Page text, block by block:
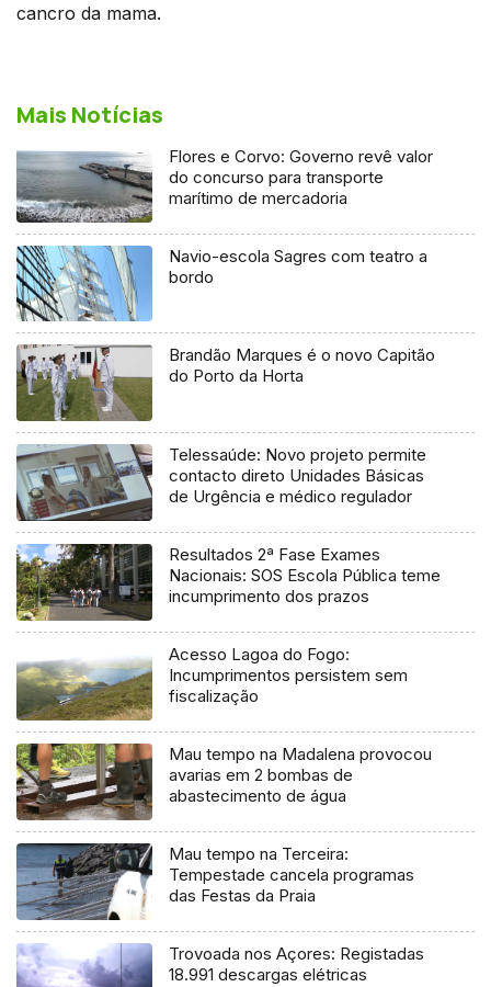
cancro da mama.
Mais Notícias
Flores e Corvo: Governo revê valor
do concurso para transporte
marítimo de mercadoria
Navio-escola Sagres com teatro a
bordo
Brandão Marques é o novo Capitão
do Porto da Horta
Telessaúde: Novo projeto permite
contacto direto Unidades Básicas
de Urgência e médico regulador
Resultados 2ª Fase Exames
Nacionais: SOS Escola Pública teme
incumprimento dos prazos
Acesso Lagoa do Fogo:
Incumprimentos persistem sem
fiscalização
Mau tempo na Madalena provocou
avarias em 2 bombas de
abastecimento de água
Mau tempo na Terceira:
Tempestade cancela programas
das Festas da Praia
Trovoada nos Açores: Registadas
18.991 descargas elétricas